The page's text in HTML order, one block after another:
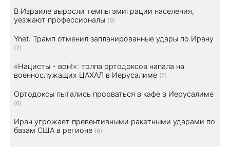
В Израиле выросли темпы эмиграции населения,
уезжают профессионалы (9)
Ynet: Трамп отменил запланированные удары по Ирану
(7)
«Нацисты - вон!»: толпа ортодоксов напала на
военнослужащих ЦАХАЛ в Иерусалиме (7)
Ортодоксы пытались прорваться в кафе в Иерусалиме
(6)
Иран угрожает превентивными ракетными ударами по
базам США в регионе (6)